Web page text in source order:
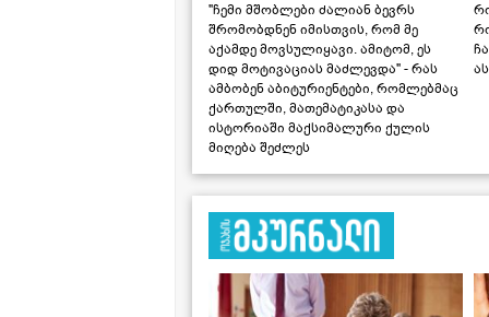
"ჩემი მშობლები ძალიან ბევრს
შრომობდნენ იმისთვის, რომ მე
აქამდე მოვსულიყავი. ამიტომ, ეს
დიდ მოტივაციას მაძლევდა" - რას
ამბობენ აბიტურიენტები, რომლებმაც
ქართულში, მათემატიკასა და
ისტორიაში მაქსიმალური ქულის
მიღება შეძლეს